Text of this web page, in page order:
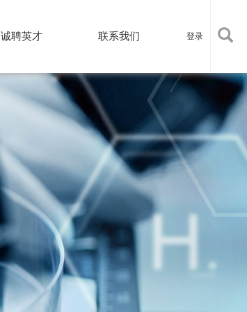
诚聘英才 联系我们 登录